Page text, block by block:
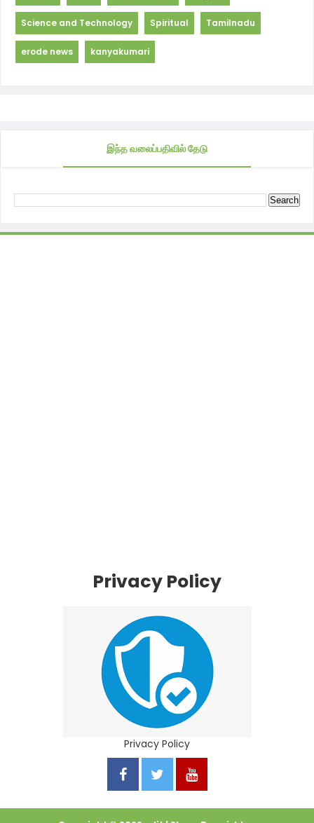
Science and Technology Spiritual Tamilnadu
erode news kanyakumari
இந்த வலைப்பதிவில் தேடு
Privacy Policy
Privacy Policy